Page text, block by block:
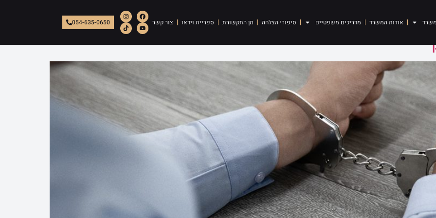
אודות המשרד מדריכים משפטיים סיפורי הצלחה מן התקשורת ספריית וידאו צור קשר 054-635-0650 נשק